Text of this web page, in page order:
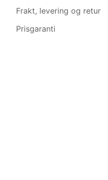
Frakt, levering og retur
Prisgaranti